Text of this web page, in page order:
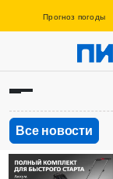
Прогноз погоды
Все новости